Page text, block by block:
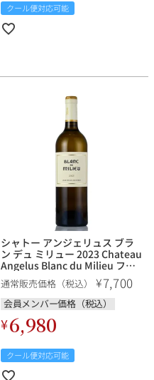
クール便対応可能
シャトー アンジェリュス ブラ
ン デュ ミリュー 2023 Chateau
Angelus Blanc du Milieu フラ
ンス ボルドー 白ワイン
通常販売価格（税込） ¥7,700
会員メンバー価格（税込）
¥6,980
クール便対応可能